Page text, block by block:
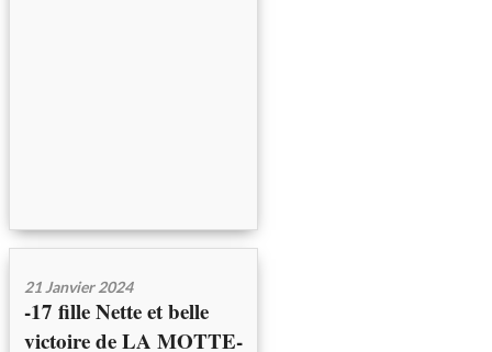
21 Janvier 2024
-17 fille Nette et belle
victoire de LA MOTTE-